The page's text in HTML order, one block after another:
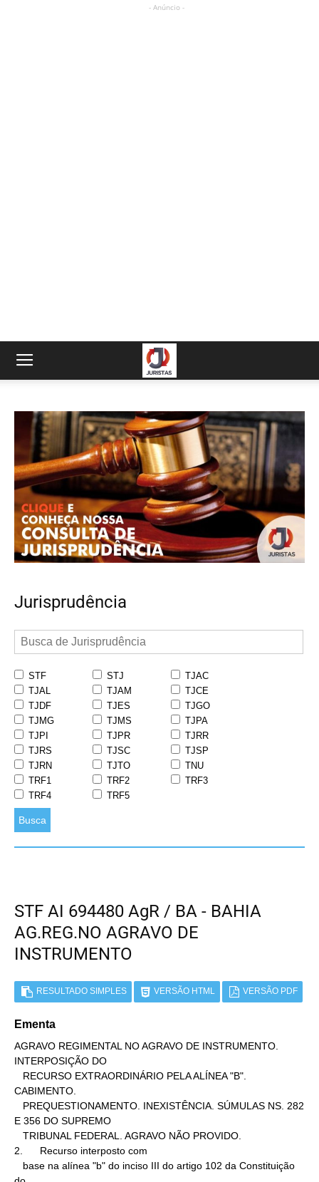
- Anúncio -
Jurisprudência
STF STJ
TJAC
TJAL
TJAM
TJCE
TJDF
TJES
TJGO
TJMG
TJMS
TJPA
TJPI
TJPR
TJRR
TJRS
TJSC
TJSP
TJRN
TJTO
TNU
TRF1
TRF2
TRF3
TRF4
TRF5
Busca
STF AI 694480 AgR / BA - BAHIA
AG.REG.NO AGRAVO DE
INSTRUMENTO
RESULTADO SIMPLES VERSÃO HTML VERSÃO PDF
Ementa
AGRAVO REGIMENTAL NO AGRAVO DE INSTRUMENTO.
INTERPOSIÇÃO DO
CABIMENTO.
E 356 DO SUPREMO
2.      Recurso interposto com